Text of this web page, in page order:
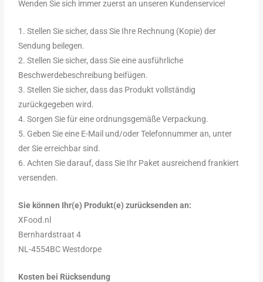
Wenden Sie sich immer zuerst an unseren Kundenservice!
1. Stellen Sie sicher, dass Sie Ihre Rechnung (Kopie) der
Sendung beilegen.
2. Stellen Sie sicher, dass Sie eine ausführliche
Beschwerdebeschreibung beifügen.
3. Stellen Sie sicher, dass das Produkt vollständig
zurückgegeben wird.
4. Sorgen Sie für eine ordnungsgemäße Verpackung.
5. Geben Sie eine E-Mail und/oder Telefonnummer an, unter
der Sie erreichbar sind.
6. Achten Sie darauf, dass Sie Ihr Paket ausreichend frankiert
versenden.
Sie können Ihr(e) Produkt(e) zurücksenden an:
XFood.nl
Bernhardstraat 4
NL-4554BC Westdorpe
Kosten bei Rücksendung